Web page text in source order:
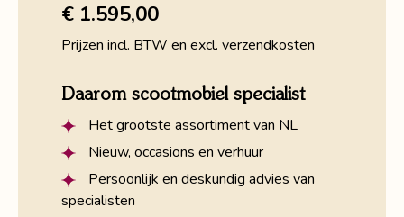
€ 1.595,00
Prijzen incl. BTW en excl. verzendkosten
Daarom scootmobiel specialist
Het grootste assortiment van NL
Nieuw, occasions en verhuur
Persoonlijk en deskundig advies van
specialisten